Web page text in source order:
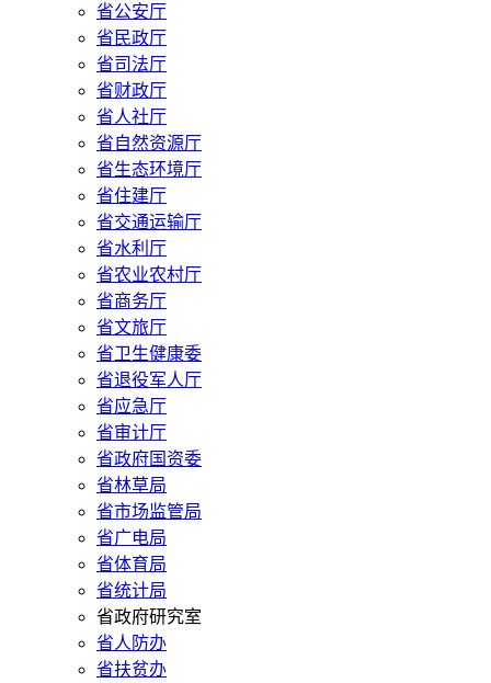
省公安厅
省民政厅
省司法厅
省财政厅
省人社厅
省自然资源厅
省生态环境厅
省住建厅
省交通运输厅
省水利厅
省农业农村厅
省商务厅
省文旅厅
省卫生健康委
省退役军人厅
省应急厅
省审计厅
省政府国资委
省林草局
省市场监管局
省广电局
省体育局
省统计局
省政府研究室
省人防办
省扶贫办